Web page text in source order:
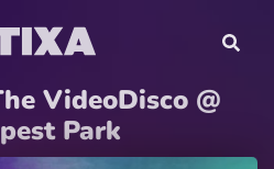
VideoDisco @
Park